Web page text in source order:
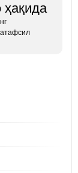
ҳақида